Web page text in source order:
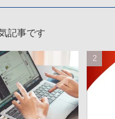
記事です